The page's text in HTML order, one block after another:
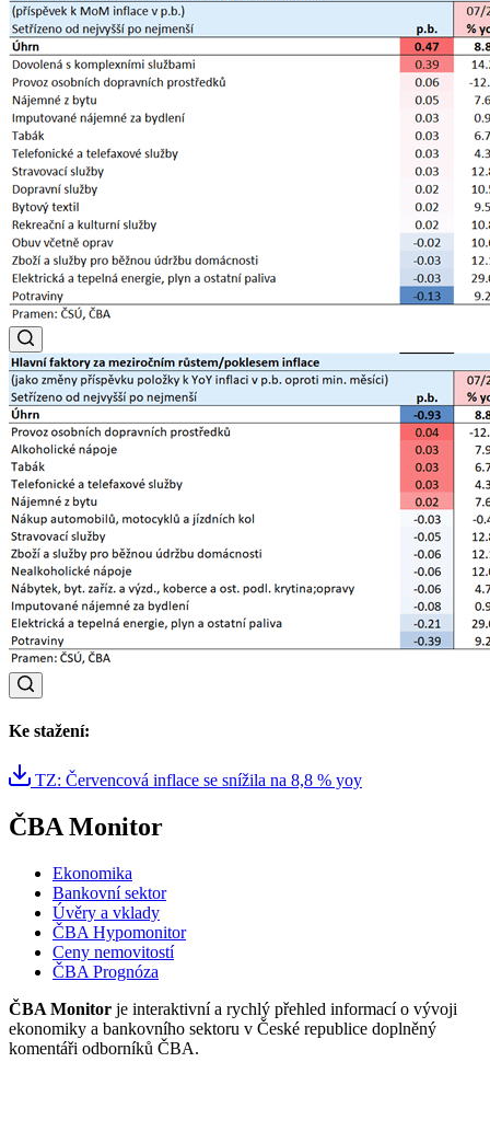
Ke stažení:
TZ: Červencová inflace se snížila na 8,8 % yoy
ČBA Monitor
Ekonomika
Bankovní sektor
Úvěry a vklady
ČBA Hypomonitor
Ceny nemovitostí
ČBA Prognóza
ČBA Monitor je interaktivní a rychlý přehled informací o vývoji
ekonomiky a bankovního sektoru v České republice doplněný
komentáři odborníků ČBA.